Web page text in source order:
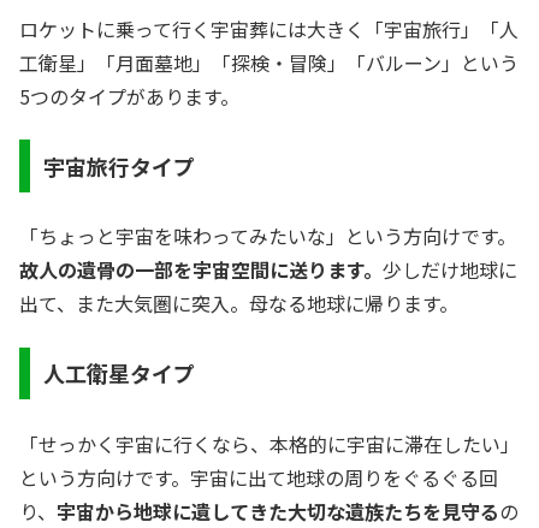
ロケットに乗って行く宇宙葬には大きく「宇宙旅行」「人
工衛星」「月面墓地」「探検・冒険」「バルーン」という
5つのタイプがあります。
宇宙旅行タイプ
「ちょっと宇宙を味わってみたいな」という方向けです。
故人の遺骨の一部を宇宙空間に送ります。 少しだけ地球に
出て、また大気圏に突入。母なる地球に帰ります。
人工衛星タイプ
「せっかく宇宙に行くなら、本格的に宇宙に滞在したい」
という方向けです。宇宙に出て地球の周りをぐるぐる回
り、 宇宙から地球に遺してきた大切な遺族たちを見守るの